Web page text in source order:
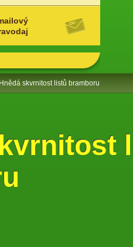
Hnědá skvrnitost listů bramboru